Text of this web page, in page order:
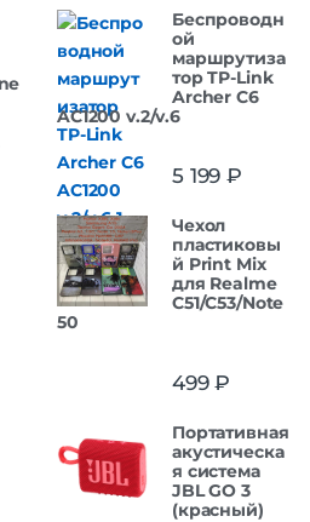
Беспроводн
ой
маршрутиза
тор TP-Link
Archer C6
AC1200 v.2/v.6
5 199 ₽
Чехол
пластиковы
й Print Mix
для Realme
C51/C53/Note
50
499₽
Портативная
акустическа
я система
JBL GO 3
(красный)